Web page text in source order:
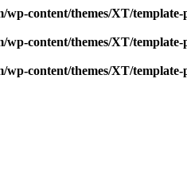
content/themes/XT/
content/themes/XT/
content/themes/XT/